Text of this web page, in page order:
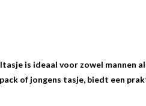
is ideaal voor zowel mannen
of jongens tasje, biedt een